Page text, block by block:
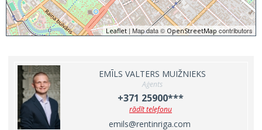
Leaflet | Map data © OpenStreetMap contributors
EMĪLS VALTERS MUIŽNIEKS
Aģents
+371 25900***
rādīt telefonu
emils@rentinriga.com